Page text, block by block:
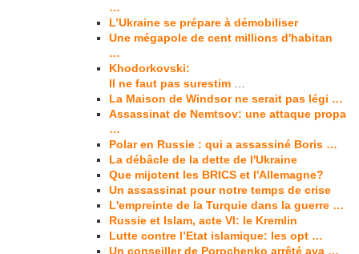
…
L’Ukraine se prépare à démobiliser
Une mégapole de cent millions d'habitan
…
Khodorkovski:
Il ne faut pas surestim
La Maison de Windsor ne serait pas légi …
Assassinat de Nemtsov: une attaque propa
…
Polar en Russie : qui a assassiné Boris …
La débâcle de la dette de l'Ukraine
Que mijotent les BRICS et l'Allemagne?
Un assassinat pour notre temps de crise
L'empreinte de la Turquie dans la guerre …
Russie et Islam, acte VI: le Kremlin
Lutte contre l’Etat islamique: les opt …
Un conseiller de Porochenko arrêté ava …